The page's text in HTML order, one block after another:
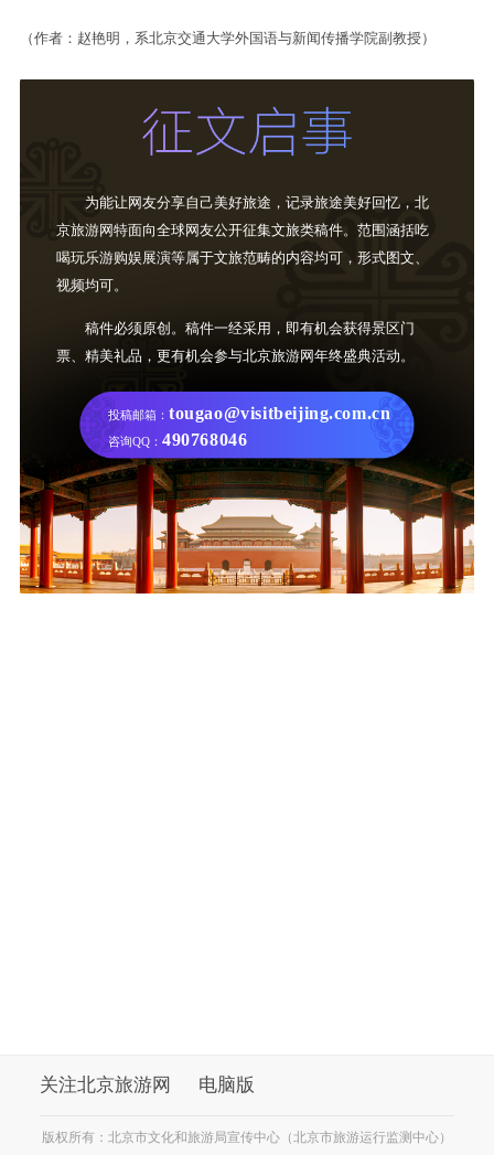
（作者：赵艳明，系北京交通大学外国语与新闻传播学院副教授）
为能让网友分享自己美好旅途，记录旅途美好回忆，北
京旅游网特面向全球网友公开征集文旅类稿件。范围涵括吃
喝玩乐游购娱展演等属于文旅范畴的内容均可，形式图文、
视频均可。
稿件必须原创。稿件一经采用，即有机会获得景区门
票、精美礼品，更有机会参与北京旅游网年终盛典活动。
投稿邮箱： tougao@visitbeijing.com.cn
咨询QQ： 490768046
关注北京旅游网 电脑版
版权所有：北京市文化和旅游局宣传中心（北京市旅游运行监测中心）